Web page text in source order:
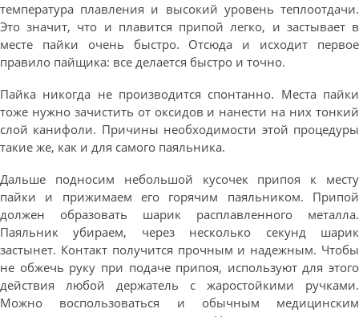
температура плавления и высокий уровень теплоотдачи.
Это значит, что и плавится припой легко, и застывает в
месте пайки очень быстро. Отсюда и исходит первое
правило пайщика: все делается быстро и точно.
Пайка никогда не производится спонтанно. Места пайки
тоже нужно зачистить от оксидов и нанести на них тонкий
слой канифоли. Причины необходимости этой процедуры
такие же, как и для самого паяльника.
Дальше подносим небольшой кусочек припоя к месту
пайки и прижимаем его горячим паяльником. Припой
должен образовать шарик расплавленного металла.
Паяльник убираем, через несколько секунд шарик
застынет. Контакт получится прочным и надежным. Чтобы
не обжечь руку при подаче припоя, используют для этого
действия любой держатель с жаростойкими ручками.
Можно воспользоваться и обычным медицинским